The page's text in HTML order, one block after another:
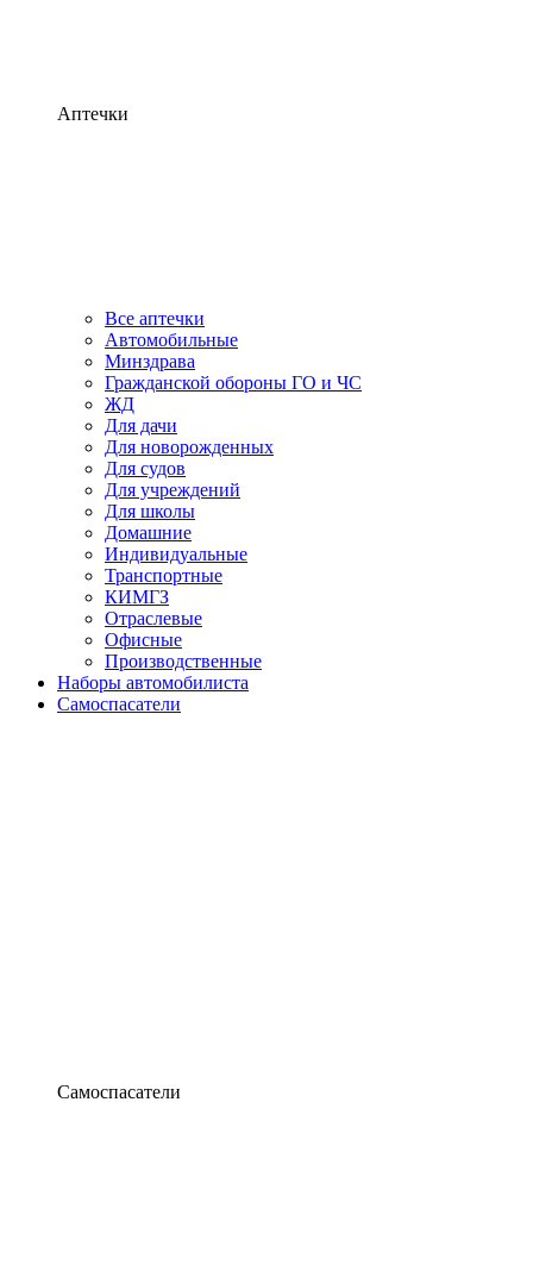
Аптечки
Все аптечки
Автомобильные
Минздрава
Гражданской обороны ГО и ЧС
ЖД
Для дачи
Для новорожденных
Для судов
Для учреждений
Для школы
Домашние
Индивидуальные
Транспортные
КИМГЗ
Отраслевые
Офисные
Производственные
Наборы автомобилиста
Самоспасатели
Самоспасатели